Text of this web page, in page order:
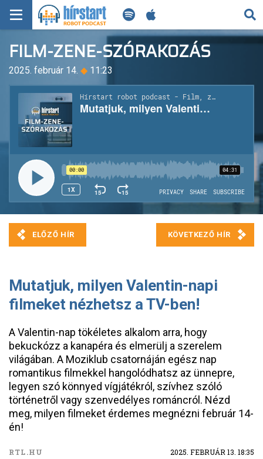
KERESÉS
KEZDŐLAP
FRISS HÍREK
TECH HÍREK
FILM-ZENE-SZÓRAKOZÁS
PLAYLIST
MI AZ A ROBOT PODCAST?
FILM-ZENE-SZÓRAKOZÁS
2025. február 14. ◆ 11:23
Mutatjuk, milyen Valentin-napi
filmeket nézhetsz a TV-ben!
A Valentin-nap tökéletes alkalom arra, hogy
bekuckózz a kanapéra és elmerülj a szerelem
világában. A Moziklub csatornáján egész nap
romantikus filmekkel hangolódhatsz az ünnepre,
legyen szó könnyed vígjátékról, szívhez szóló
történetről vagy szenvedélyes románcról. Nézd
meg, milyen filmeket érdemes megnézni február 14-
én!
RTL.HU 2025. FEBRUÁR 13. 18:35